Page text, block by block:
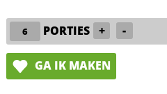
PORTIES + -
GA IK MAKEN